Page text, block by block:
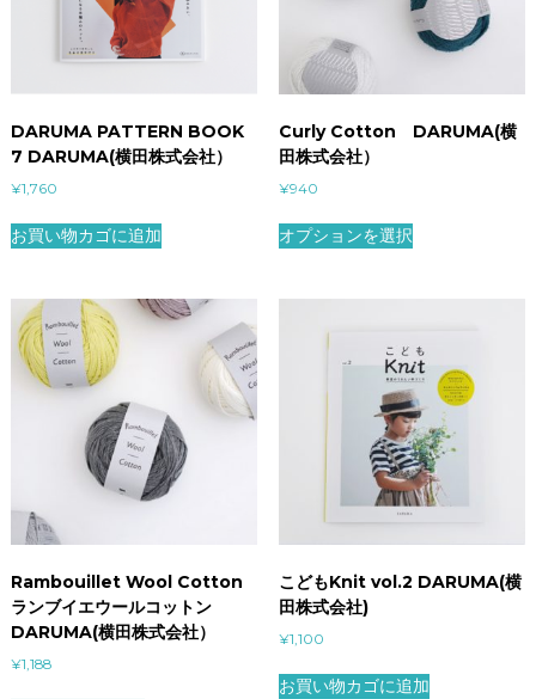
DARUMA PATTERN BOOK
7 DARUMA(横田株式会社）
¥1,760
お買い物カゴに追加
Curly Cotton DARUMA(横
田株式会社）
¥940
オプションを選択
Rambouillet Wool Cotton
ランブイエウールコットン
DARUMA(横田株式会社）
¥1,188
こどもKnit vol.2 DARUMA(横
田株式会社)
¥1,100
お買い物カゴに追加